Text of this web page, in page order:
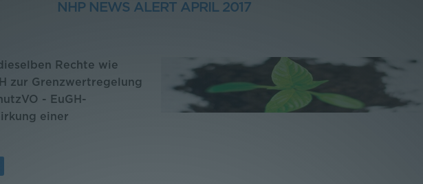
NHP NEWS ALERT APRIL 2017
Rechte wie
zur Grenzwertregelung
- EuGH-
einer